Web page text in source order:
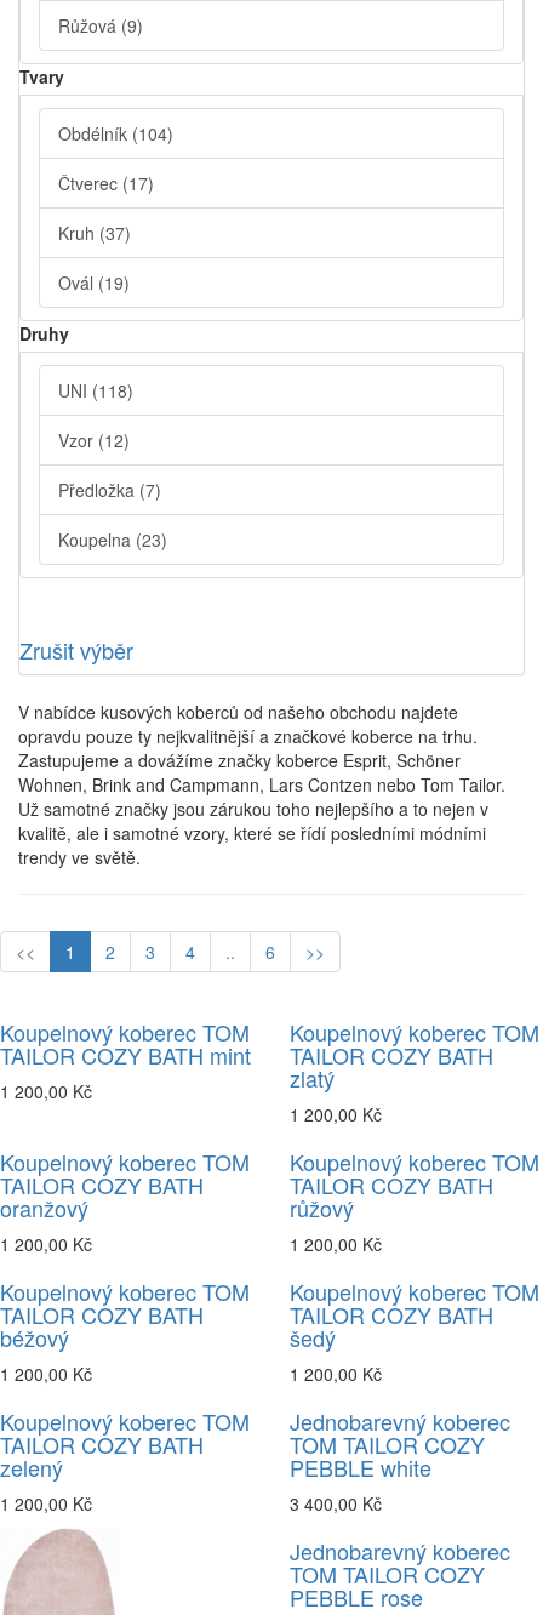
Růžová (9)
Tvary
Obdélník (104)
Čtverec (17)
Kruh (37)
Ovál (19)
Druhy
UNI (118)
Vzor (12)
Předložka (7)
Koupelna (23)
Zrušit výběr
V nabídce kusových koberců od našeho obchodu najdete
opravdu pouze ty nejkvalitnější a značkové koberce na trhu.
Zastupujeme a dovážíme značky koberce Esprit, Schöner
Wohnen, Brink and Campmann, Lars Contzen nebo Tom Tailor.
Už samotné značky jsou zárukou toho nejlepšího a to nejen v
kvalitě, ale i samotné vzory, které se řídí posledními módními
trendy ve světě.
<< 1 2 3 4 .. 6 >>
Koupelnový koberec TOM
TAILOR COZY BATH mint
1 200,00 Kč
Koupelnový koberec TOM
TAILOR COZY BATH
zlatý
1 200,00 Kč
Koupelnový koberec TOM
TAILOR COZY BATH
oranžový
1 200,00 Kč
Koupelnový koberec TOM
TAILOR COZY BATH
růžový
1 200,00 Kč
Koupelnový koberec TOM
TAILOR COZY BATH
béžový
1 200,00 Kč
Koupelnový koberec TOM
TAILOR COZY BATH
šedý
1 200,00 Kč
Koupelnový koberec TOM
TAILOR COZY BATH
zelený
1 200,00 Kč
Jednobarevný koberec
TOM TAILOR COZY
PEBBLE white
3 400,00 Kč
Jednobarevný koberec
TOM TAILOR COZY
PEBBLE rose